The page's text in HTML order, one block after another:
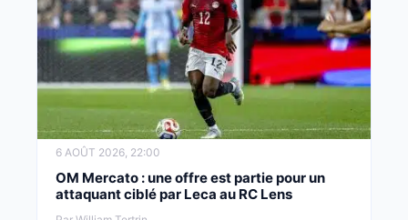
6 AOÛT 2026, 22:00
OM Mercato : une offre est partie pour un
attaquant ciblé par Leca au RC Lens